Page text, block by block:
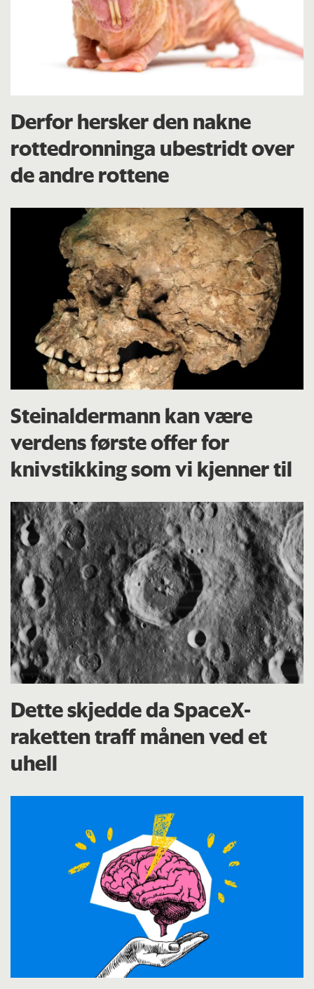
Derfor hersker den nakne
rottedronninga ubestridt over
de andre rottene
Steinaldermann kan være
verdens første offer for
knivstikking som vi kjenner til
Dette skjedde da SpaceX-
raketten traff månen ved et
uhell